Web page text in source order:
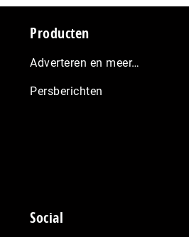
Producten
Adverteren en meer…
Persberichten
Social